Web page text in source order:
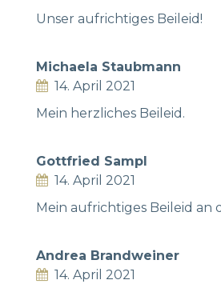
Unser aufrichtiges Beileid!
Michaela Staubmann
14. April 2021
Mein herzliches Beileid.
Gottfried Sampl
14. April 2021
Mein aufrichtiges Beileid an
Andrea Brandweiner
14. April 2021